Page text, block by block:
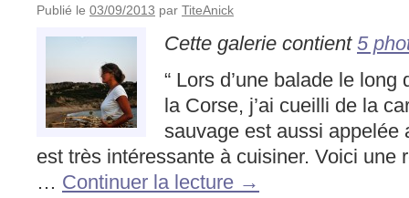
Publié le 03/09/2013 par TiteAnick
Cette galerie contient 5
“ Lors d’une balade le
la Corse, j’ai cueilli de la
sauvage est aussi appelée
est très intéressante à cuisiner. Voici une
… Continuer la lecture →